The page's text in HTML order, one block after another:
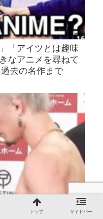
「アイツとは趣味
なアニメを尋ねて
去の名作まで
ットみたい」日本
トップ サイドバー